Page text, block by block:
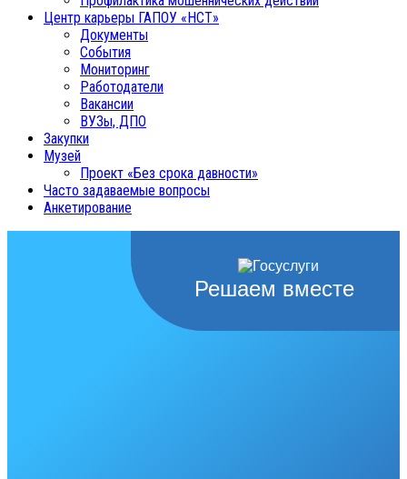
Центр карьеры ГАПОУ «НСТ»
Документы
События
Мониторинг
Работодатели
Вакансии
ВУЗы, ДПО
Закупки
Музей
Проект «Без срока давности»
Часто задаваемые вопросы
Анкетирование
Решаем вместе